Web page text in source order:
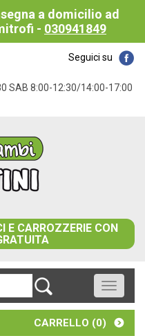
a domicilio ad
- 030941849
Seguici su
SAB 8:00-12:30/14:00-17:00
E CARROZZERIE CON
Toggle
CARRELLO (0)